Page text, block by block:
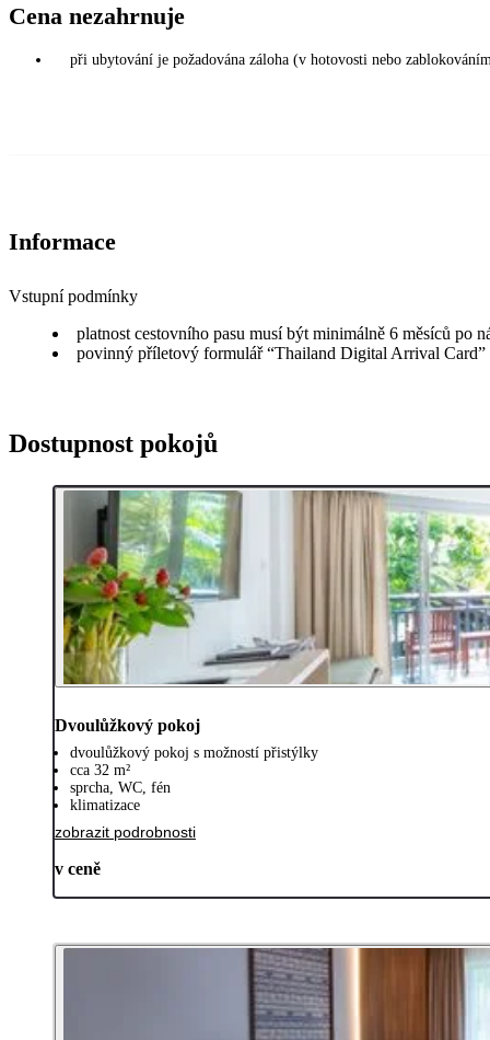
Cena nezahrnuje
při ubytování je požadována záloha (v hotovosti nebo
Informace
Vstupní podmínky
platnost cestovního pasu musí být minimálně 6 měsíců po
povinný příletový formulář “Thailand Digital Arrival Card”
Dostupnost pokojů
Dvoulůžkový pokoj
dvoulůžkový pokoj s možností přistýlky
cca 32 m²
sprcha, WC, fén
klimatizace
zobrazit podrobnosti
v ceně